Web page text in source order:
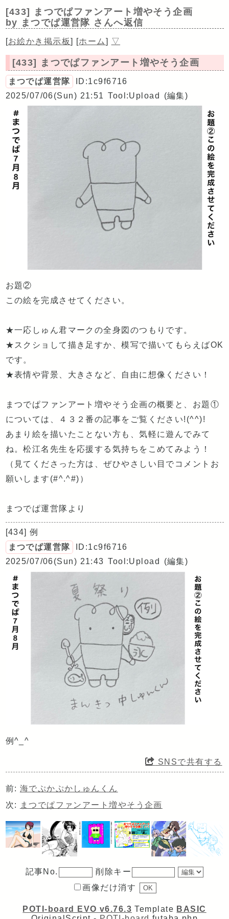
[433] まつでぱファンアート増やそう企画
by まつでぱ運営隊 さんへ返信
[お絵かき掲示板] [ホーム ] ▽
[433] まつでぱファンアート増やそう企画
まつでぱ運営隊
ID:1c9f6716
2025/07/06(Sun) 21:51
Tool:Upload (編集)
お題②
この絵を完成させてください。
★一応しゅん君マークの全身図のつもりです。
★スクショして描き足すか、模写で描いてもらえばOK
です。
★表情や背景、大きさなど、自由に想像ください！
まつでぱファンアート増やそう企画の概要と、お題①
については、４３２番の記事をご覧ください!(^^)!
あまり絵を描いたことない方も、気軽に遊んでみて
ね。松江名先生を応援する気持ちをこめてみよう！
（見てくださった方は、ぜひやさしい目でコメントお
願いします(#^.^#)）
まつでぱ運営隊より
[434] 例
まつでぱ運営隊
ID:1c9f6716
2025/07/06(Sun) 21:43 Tool:Upload (編集)
例^_^
SNSで共有する
前: 海でぷかぷかしゅんくん
次:
まつでぱファンアート増やそう企画
記事No.
削除キー
画像だけ消す
POTI-board EVO v6.76.3 Template BASIC